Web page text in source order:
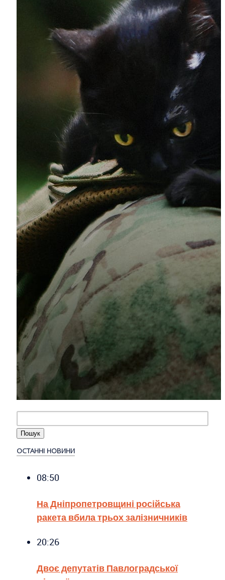
ОСТАННІ НОВИНИ
08:50
На Дніпропетровщині російська
ракета вбила трьох залізничників
20:26
Двоє депутатів Павлоградської